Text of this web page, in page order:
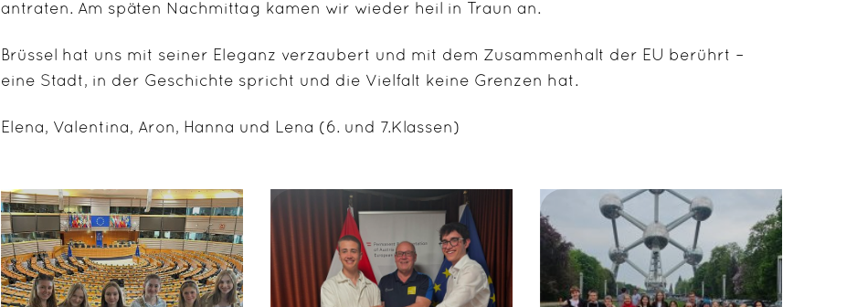
antraten. Am späten Nachmittag kamen wir wieder heil in Traun an.
Brüssel hat uns mit seiner Eleganz verzaubert und mit dem Zusammenhalt der EU berührt –
eine Stadt, in der Geschichte spricht und die Vielfalt keine Grenzen hat.
Elena, Valentina, Aron, Hanna und Lena (6. und 7.Klassen)